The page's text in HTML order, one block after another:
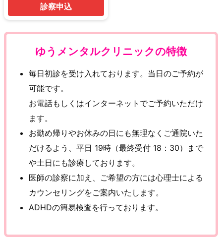
診察申込
ゆうメンタルクリニックの特徴
毎日初診を受け入れております。当日のご予約が
可能です。
お電話もしくはインターネットでご予約いただけ
ます。
お勤め帰りやお休みの日にも無理なくご通院いた
だけるよう、平日 19時（最終受付 18：30）まで
や土日にも診療しております。
医師の診察に加え、ご希望の方には心理士による
カウンセリングをご案内いたします。
ADHDの簡易検査を行っております。